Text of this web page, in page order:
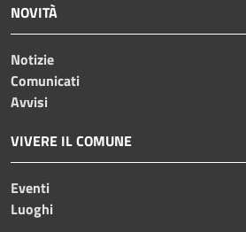
NOVITÀ
Notizie
Comunicati
Avvisi
VIVERE IL COMUNE
Eventi
Luoghi